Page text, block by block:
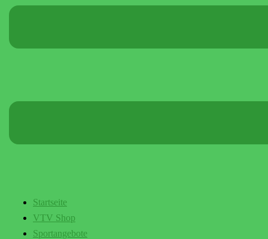
Startseite
VTV Shop
Sportangebote